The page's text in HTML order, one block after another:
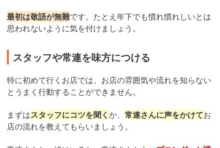
最初は敬語が無難です。たとえ年下でも慣れ慣れしいとは
思われないように気を付けましょう。
スタッフや常連を味方につける
特に初めて行くお店では、お店の雰囲気や流れを知らない
とうまく行動することができません。
まずはスタッフにコツを聞く か、 常連さんに声をかけてお
店の流れを教えてもらいましょう。